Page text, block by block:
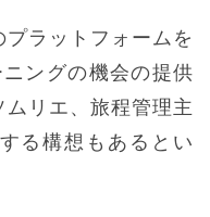
ラットフォームを
ングの機会の提供
リエ、旅程管理主
る構想もあるとい